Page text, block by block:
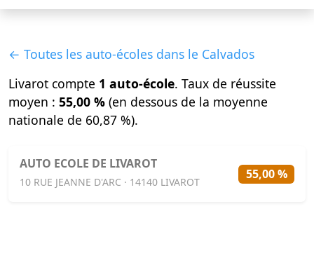
← Toutes les auto-écoles dans le Calvados
Livarot compte 1 auto-école. Taux de réussite
moyen : 55,00 % (en dessous de la moyenne
nationale de 60,87 %).
AUTO ECOLE DE LIVAROT
10 RUE JEANNE D'ARC · 14140 LIVAROT
55,00 %